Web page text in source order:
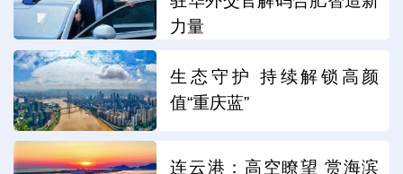
力量
生态守护 持续解锁高颜
值“重庆蓝”
连云港：高空瞭望 赏海滨